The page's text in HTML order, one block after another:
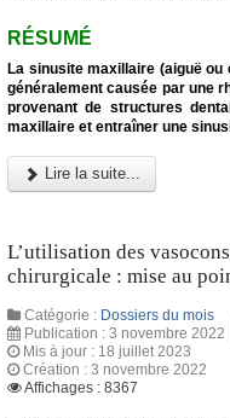
RÉSUMÉ
La sinusite maxillaire (aiguë
généralement causée par une
provenant de structures
maxillaire et entraîner une
Lire la suite...
L’utilisation des
chirurgicale : mise au
Catégorie : Dossiers du mois
Publication : 3 novembre 2022
Mis à jour : 18 juillet 2023
Création : 3 novembre 2022
Affichages : 8367